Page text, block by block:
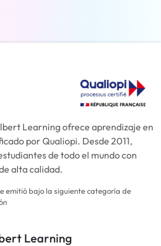
Learning ofrece aprendizaje en
por Qualiopi. Desde 2011,
de todo el mundo con
alta calidad.
emitió bajo la siguiente categoría de
Learning